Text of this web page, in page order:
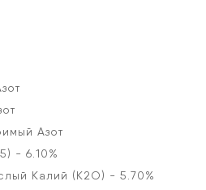
Азот
- 6.10%
Калий (K2O) - 5.70%